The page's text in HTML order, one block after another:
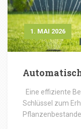
1. MAI 2026
Eine effiziente
Schlüssel zum